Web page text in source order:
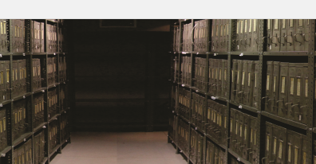
at Arquivo Público do Estado de São Paulo